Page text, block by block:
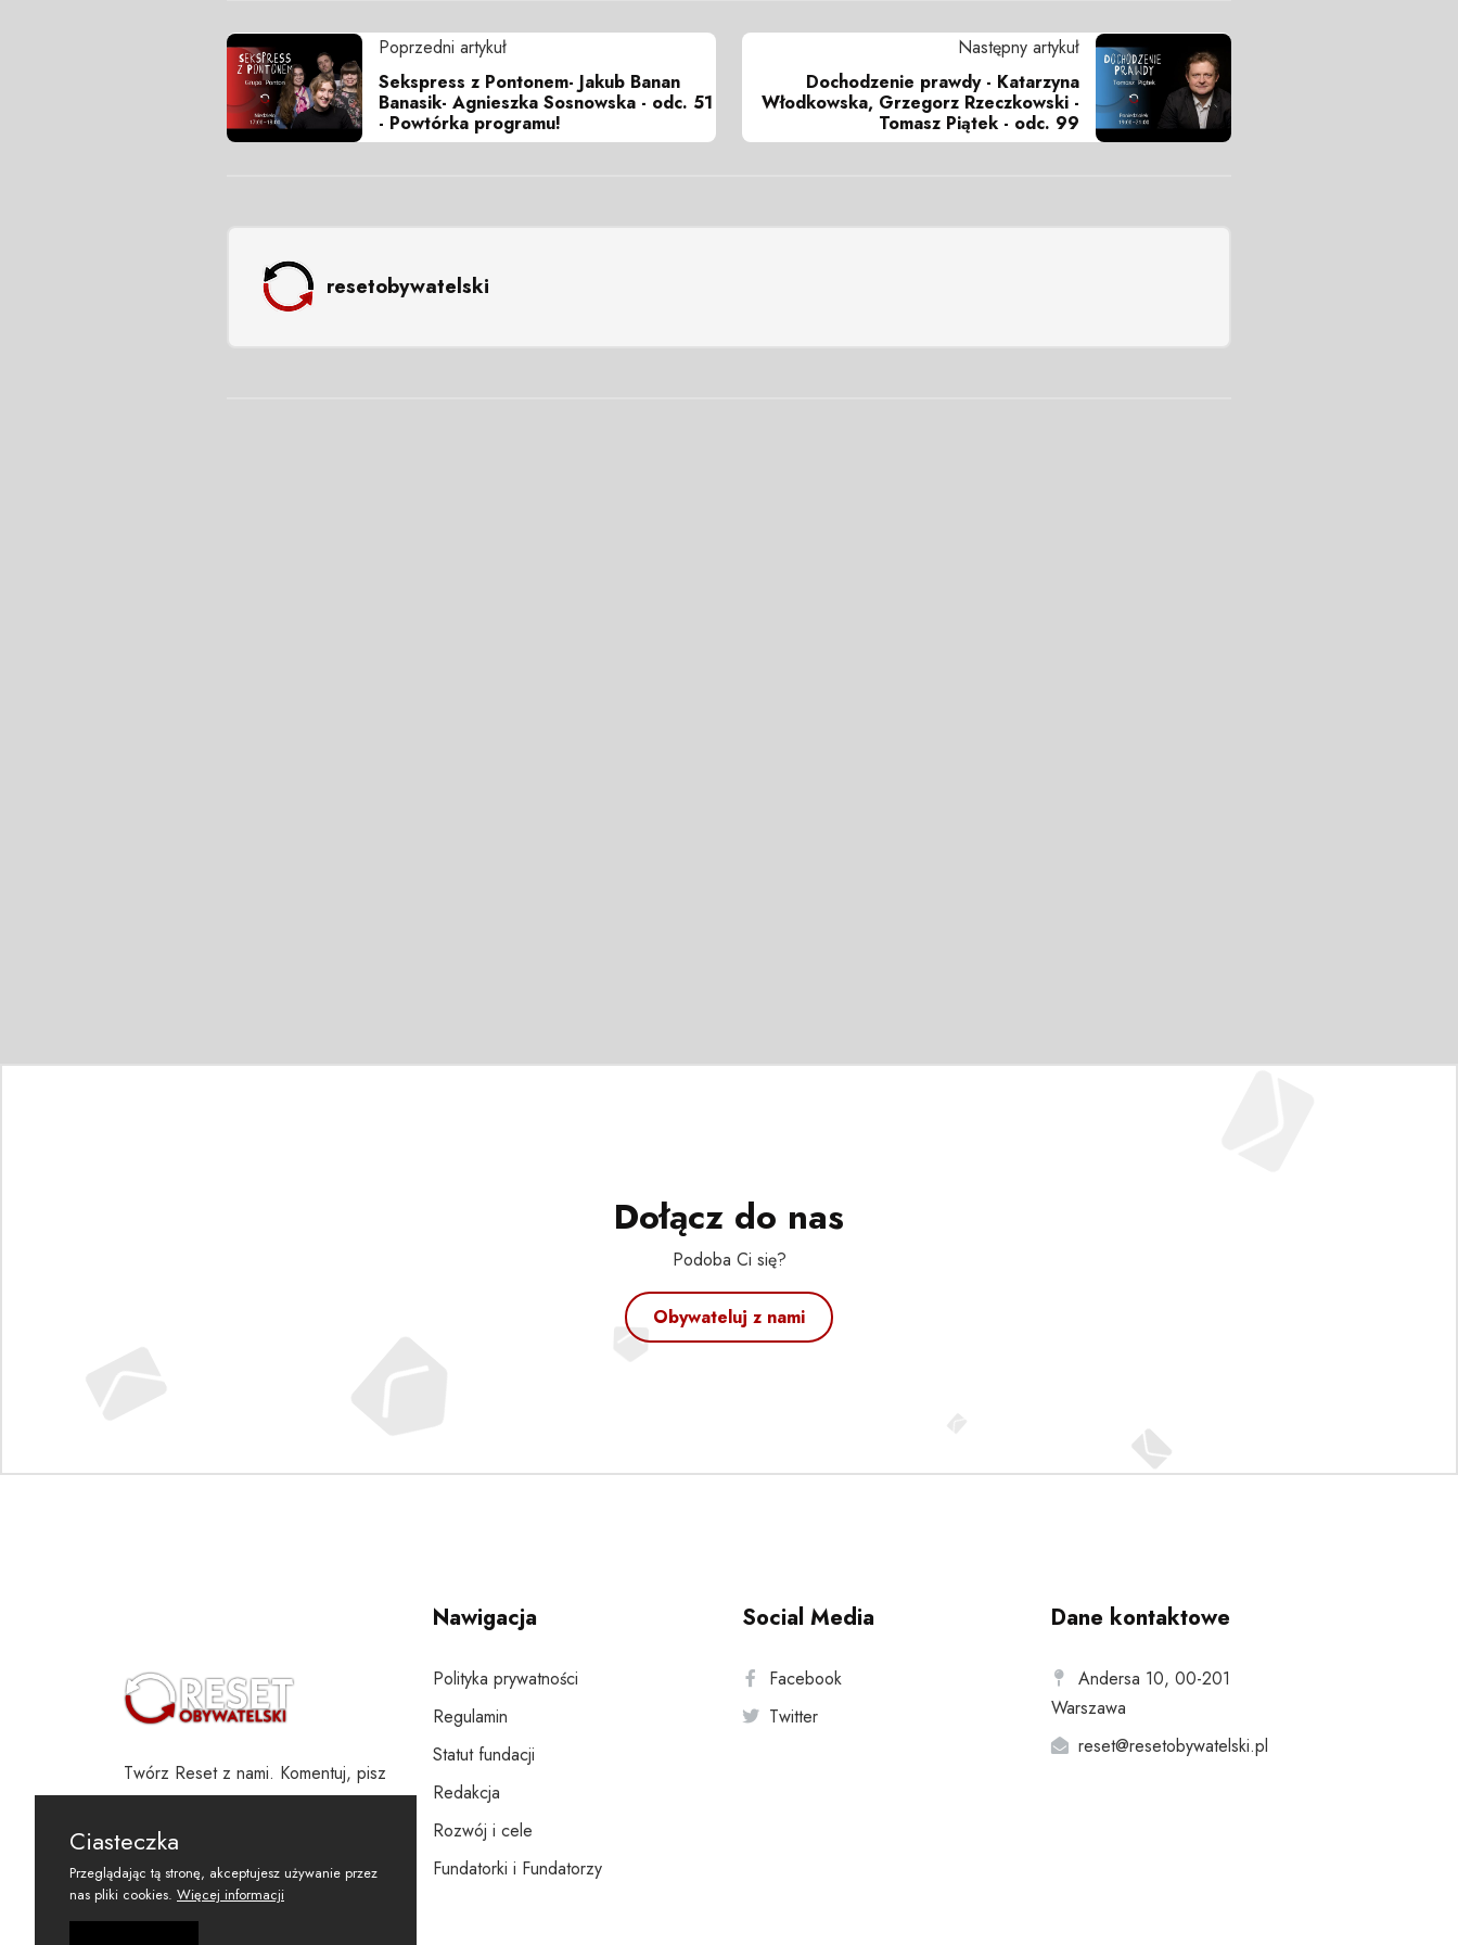
Poprzedni artykuł
Sekspress z Pontonem- Jakub Banan
Banasik- Agnieszka Sosnowska - odc. 51
- Powtórka programu!
Następny artykuł
Dochodzenie prawdy - Katarzyna
Włodkowska, Grzegorz Rzeczkowski -
Tomasz Piątek - odc. 99
resetobywatelski
Dołącz do nas
Podoba Ci się?
Obywateluj z nami
Twórz Reset z nami. Komentuj, pisz
i wspieraj
Nawigacja
Polityka prywatności
Regulamin
Statut fundacji
Redakcja
Rozwój i cele
Fundatorki i Fundatorzy
Social Media
Facebook
Twitter
Dane kontaktowe
Andersa 10, 00-201
Warszawa
reset@resetobywatelski.pl
Ciasteczka
Przeglądając tą stronę, akceptujesz używanie przez
nas pliki cookies. Więcej informacji